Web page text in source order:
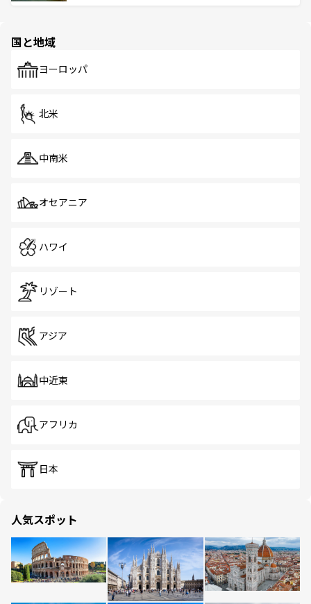
で、ホーカーズは地元の風情を楽しめる外せないスポット
国と地域
ヨーロッパ
北米
中南米
オセアニア
ハワイ
リゾート
アジア
中近東
アフリカ
日本
人気スポット